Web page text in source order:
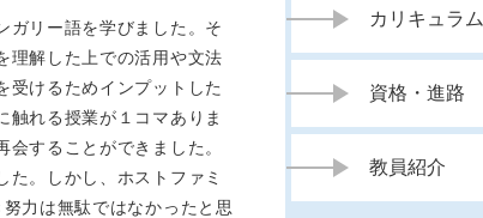
ガリー語を学びました。そ
理解した上での活用や文法
受けるためインプットした
触れる授業が１コマありま
することができました。
。しかし、ホストファミ
力は無駄ではなかったと思
カリキュラム
資格・進路
教員紹介